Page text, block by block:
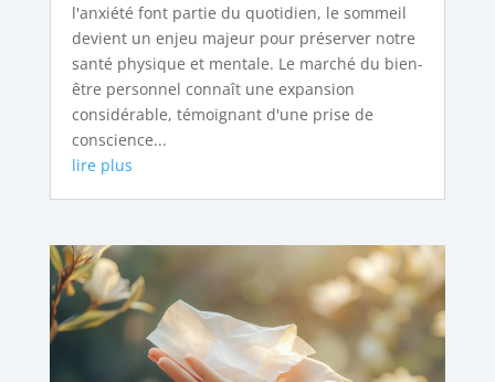
l'anxiété font partie du quotidien, le sommeil
devient un enjeu majeur pour préserver notre
santé physique et mentale. Le marché du bien-
être personnel connaît une expansion
considérable, témoignant d'une prise de
conscience...
lire plus